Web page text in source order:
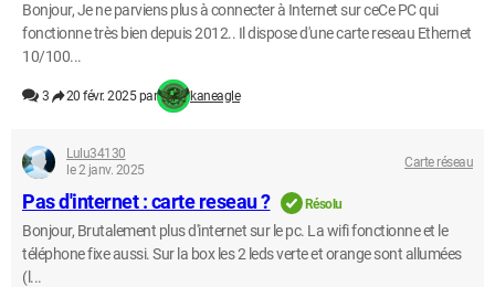
Bonjour, Je ne parviens plus à connecter à Internet sur ceCe PC qui
fonctionne très bien depuis 2012.. Il dispose d'une carte reseau Ethernet
10/100...
3 20 févr. 2025 par kaneagle
Lulu34130
le 2 janv. 2025
Carte réseau
Pas d'internet : carte reseau ? Résolu
Bonjour, Brutalement plus d'internet sur le pc. La wifi fonctionne et le
téléphone fixe aussi. Sur la box les 2 leds verte et orange sont allumées
(l...